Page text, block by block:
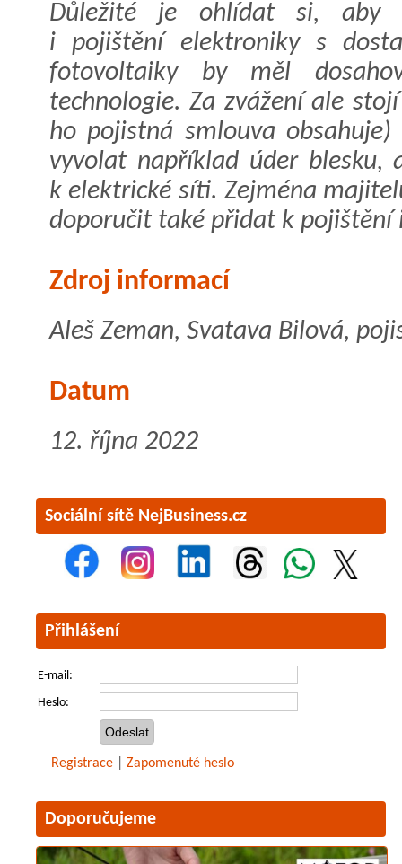
Důležité je ohlídat si, aby
i pojištění elektroniky s
fotovoltaiky by měl
technologie. Za zvážení ale
ho pojistná smlouva
vyvolat například úder blesku,
k elektrické síti. Zejména
doporučit také přidat k pojištění
Zdroj informací
Aleš Zeman, Svatava Bilová,
Datum
12. října 2022
Sociální sítě NejBusiness.cz
Přihlášení
E-mail:
Heslo:
Registrace Zapomenuté heslo
Doporučujeme